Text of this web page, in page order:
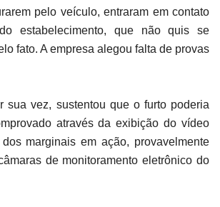
pelo veículo, entraram em contato
estabelecimento, que não quis se
fato. A empresa alegou falta de provas
sua vez, sustentou que o furto poderia
através da exibição do vídeo
marginais em ação, provavelmente
de monitoramento eletrônico do